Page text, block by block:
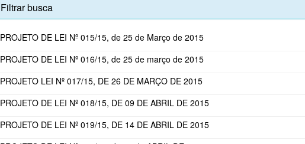
Filtrar busca
PROJETO DE LEI Nº 015/15, de 25 de Março de 2015
PROJETO DE LEI Nº 016/15, de 25 de março de 2015
PROJETO LEI Nº 017/15, DE 26 DE MARÇO DE 2015
PROJETO DE LEI Nº 018/15, DE 09 DE ABRIL DE 2015
PROJETO DE LEI Nº 019/15, DE 14 DE ABRIL DE 2015